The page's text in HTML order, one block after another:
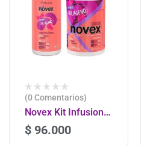
(0 Comentarios)
Novex Kit Infusion
Colageno Crema De
Peinar 330ml Y
$ 96.000